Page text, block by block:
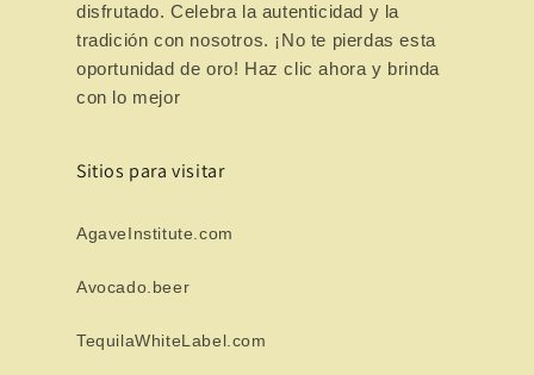
disfrutado. Celebra la autenticidad y la
tradición con nosotros. ¡No te pierdas esta
oportunidad de oro! Haz clic ahora y brinda
con lo mejor
Sitios para visitar
AgaveInstitute.com
Avocado.beer
TequilaWhiteLabel.com